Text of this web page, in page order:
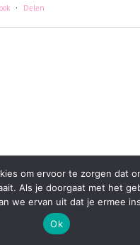
· Delen
om ervoor te zorgen dat
Als je doorgaat met het
we ervan uit dat je ermee
Ok